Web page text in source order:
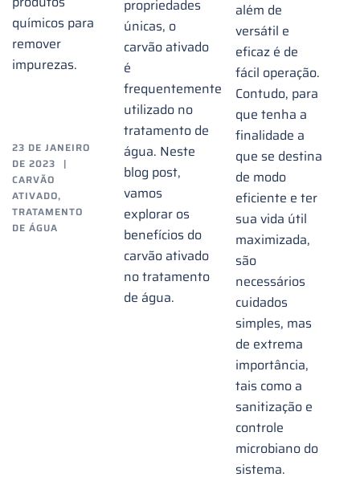
químicos para
remover
impurezas.
propriedades
únicas, o
carvão ativado
é
frequentemente
utilizado no
tratamento de
água. Neste
blog post,
vamos
explorar os
benefícios do
carvão ativado
no tratamento
de água.
além de
versátil e
eficaz é de
fácil operação.
Contudo, para
que tenha a
finalidade a
que se destina
de modo
eficiente e ter
sua vida útil
maximizada,
são
necessários
cuidados
simples, mas
de extrema
importância,
tais como a
sanitização e
controle
microbiano do
sistema.
23 DE JANEIRO
DE 2023
CARVÃO
ATIVADO,
TRATAMENTO
DE ÁGUA